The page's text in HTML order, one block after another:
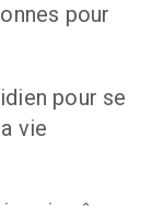
pour
pour se
vie